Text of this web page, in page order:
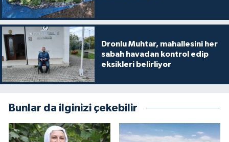
Dronlu Muhtar, mahallesini her
sabah havadan kontrol edip
eksikleri belirliyor
Bunlar da ilginizi çekebilir